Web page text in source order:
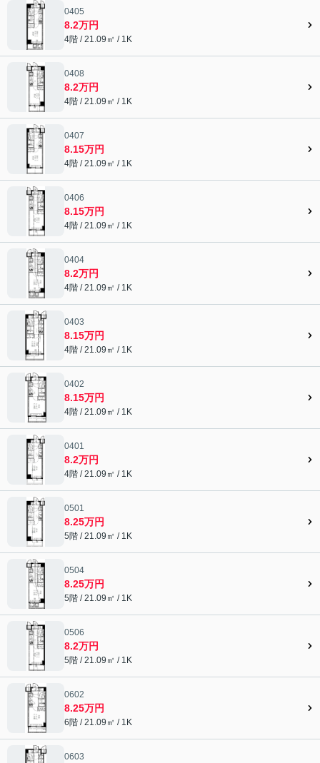
0405
8.2万円
4階 / 21.09㎡ / 1K
0408
8.2万円
4階 / 21.09㎡ / 1K
0407
8.15万円
4階 / 21.09㎡ / 1K
0406
8.15万円
4階 / 21.09㎡ / 1K
0404
8.2万円
4階 / 21.09㎡ / 1K
0403
8.15万円
4階 / 21.09㎡ / 1K
0402
8.15万円
4階 / 21.09㎡ / 1K
0401
8.2万円
4階 / 21.09㎡ / 1K
0501
8.25万円
5階 / 21.09㎡ / 1K
0504
8.25万円
5階 / 21.09㎡ / 1K
0506
8.2万円
5階 / 21.09㎡ / 1K
0602
8.25万円
6階 / 21.09㎡ / 1K
0603